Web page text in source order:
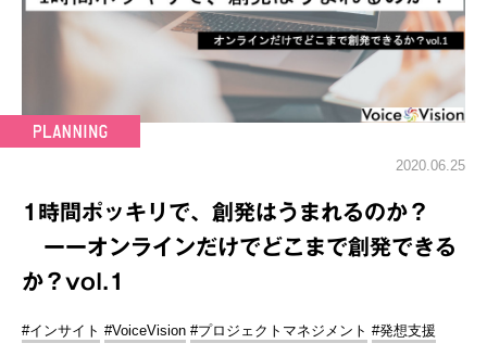
2020.06.25
1時間ポッキリで、創発はうまれるのか？
ーーオンラインだけでどこまで創発できる
か？vol.1
#インサイト #VoiceVision #プロジェクトマネジメント #発想支援